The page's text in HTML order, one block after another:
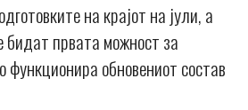
на крајот на јули, а
бидат првата можност за
функционира обновениот состав